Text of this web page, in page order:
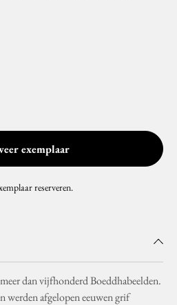
exemplaar
reserveren.
dan vijfhonderd Boeddhabeelden.
werden afgelopen eeuwen grif